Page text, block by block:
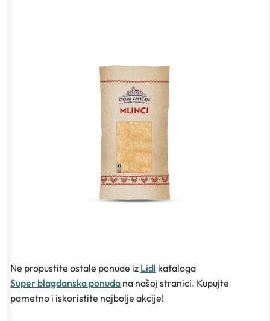
Ne propustite ostale ponude iz Lidl kataloga
Super blagdanska ponuda na našoj stranici. Kupujte
pametno i iskoristite najbolje akcije!